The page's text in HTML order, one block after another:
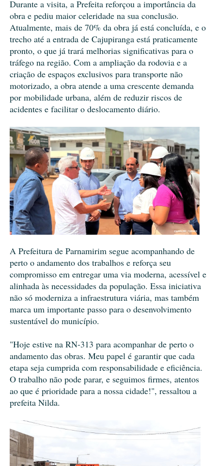
Durante a visita, a Prefeita reforçou a importância da
obra e pediu maior celeridade na sua conclusão.
Atualmente, mais de 70% da obra já está concluída, e o
trecho até a entrada de Cajupiranga está praticamente
pronto, o que já trará melhorias significativas para o
tráfego na região. Com a ampliação da rodovia e a
criação de espaços exclusivos para transporte não
motorizado, a obra atende a uma crescente demanda
por mobilidade urbana, além de reduzir riscos de
acidentes e facilitar o deslocamento diário.
A Prefeitura de Parnamirim segue acompanhando de
perto o andamento dos trabalhos e reforça seu
compromisso em entregar uma via moderna, acessível e
alinhada às necessidades da população. Essa iniciativa
não só moderniza a infraestrutura viária, mas também
marca um importante passo para o desenvolvimento
sustentável do município.
"Hoje estive na RN-313 para acompanhar de perto o
andamento das obras. Meu papel é garantir que cada
etapa seja cumprida com responsabilidade e eficiência.
O trabalho não pode parar, e seguimos firmes, atentos
ao que é prioridade para a nossa cidade!", ressaltou a
prefeita Nilda.